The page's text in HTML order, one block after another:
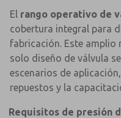
El rango operativo de
cobertura integral para
fabricación. Este amplio
solo diseño de válvula
escenarios de
repuestos y la
Requisitos de presión